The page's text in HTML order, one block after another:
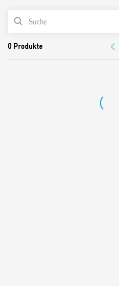
DC Versorgungsspannung
REMOTE SET und RESET Befehle
PRODUKTLISTE
ZULASSUNGEN